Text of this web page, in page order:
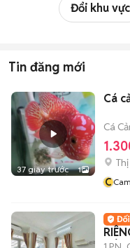
Đổi khu vực
Tin đăng mới
37 giây trước 1
Cá
Cá
C